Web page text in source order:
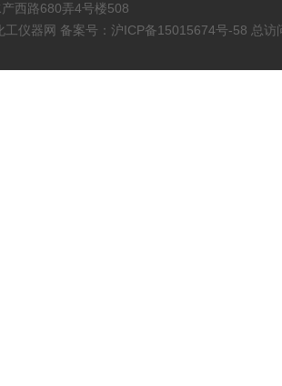
西路680弄4号楼508
工仪器网 备案号： 沪ICP备15015674号-58 总访